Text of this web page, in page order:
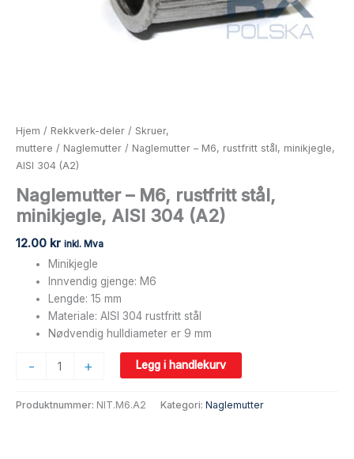
Hjem / Rekkverk-deler / Skruer,
muttere / Naglemutter / Naglemutter – M6, rustfritt stål, minikjegle,
AISI 304 (A2)
Naglemutter – M6, rustfritt stål,
minikjegle, AISI 304 (A2)
12.00 kr inkl. Mva
Minikjegle
Innvendig gjenge: M6
Lengde: 15 mm
Materiale: AISI 304 rustfritt stål
Nødvendig hulldiameter er 9 mm
- + Legg i handlekurv
Produktnummer: NIT.M6.A2 Kategori: Naglemutter